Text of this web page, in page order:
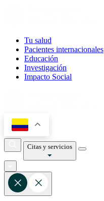
Tu salud
Pacientes internacionales
Educación
Investigación
Impacto Social
Citas y servicios